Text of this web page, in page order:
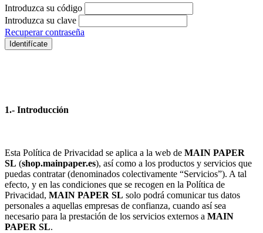
Introduzca su código
Introduzca su clave
Recuperar contraseña
Identifícate
1.- Introducción
Esta Política de Privacidad se aplica a la web de MAIN PAPER
SL (shop.mainpaper.es), así como a los productos y servicios que
puedas contratar (denominados colectivamente “Servicios”). A tal
efecto, y en las condiciones que se recogen en la Política de
Privacidad, MAIN PAPER SL solo podrá comunicar tus datos
personales a aquellas empresas de confianza, cuando así sea
necesario para la prestación de los servicios externos a MAIN
PAPER SL.